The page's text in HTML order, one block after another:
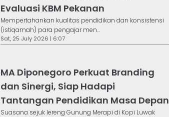
Evaluasi KBM Pekanan
Mempertahankan kualitas pendidikan dan konsistensi
(istiqamah) para pengajar men...
Sat, 25 July 2026 | 6:07
MA Diponegoro Perkuat Branding
dan Sinergi, Siap Hadapi
Tantangan Pendidikan Masa Depan
Suasana sejuk lereng Gunung Merapi di Kopi Luwak